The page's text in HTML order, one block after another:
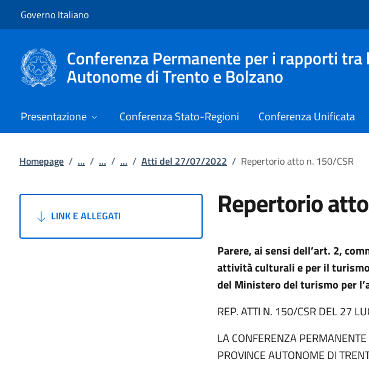
Governo Italiano
Conferenza Permanente per i rapporti
Autonome di Trento e Bolzano
Presentazione Conferenza Stato-Regioni Conferenza Unificata
Homepage / ... / ... / ... / Atti del 27/07/2022 / Repertorio atto n. 150/CSR
LINK E ALLEGATI Repertorio
Parere, ai sensi dell’art. 2,
attività culturali e per il
del Ministero del turismo per
REP. ATTI N. 150/CSR DEL 27
LA CONFERENZA
PROVINCE AUTONOME DI